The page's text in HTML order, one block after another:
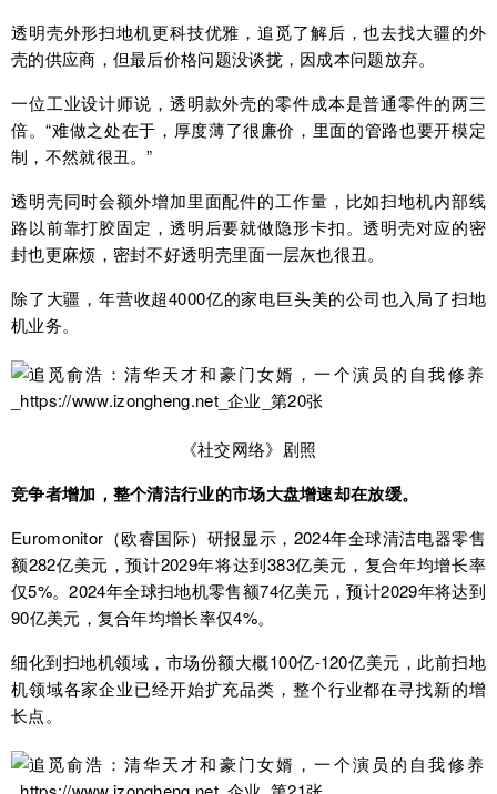
透明壳外形扫地机更科技优雅，追觅了解后，也去找大疆的外
壳的供应商，但最后价格问题没谈拢，因成本问题放弃。
一位工业设计师说，透明款外壳的零件成本是普通零件的两三
倍。“难做之处在于，厚度薄了很廉价，里面的管路也要开模定
制，不然就很丑。”
透明壳同时会额外增加里面配件的工作量，比如扫地机内部线
路以前靠打胶固定，透明后要就做隐形卡扣。透明壳对应的密
封也更麻烦，密封不好透明壳里面一层灰也很丑。
除了大疆，年营收超4000亿的家电巨头美的公司也入局了扫地
机业务。
《社交网络》剧照
竞争者增加，整个清洁行业的市场大盘增速却在放缓。
Euromonitor（欧睿国际）研报显示，2024年全球清洁电器零售
额282亿美元，预计2029年将达到383亿美元，复合年均增长率
仅5%。2024年全球扫地机零售额74亿美元，预计2029年将达到
90亿美元，复合年均增长率仅4%。
细化到扫地机领域，市场份额大概100亿-120亿美元，此前扫地
机领域各家企业已经开始扩充品类，整个行业都在寻找新的增
长点。